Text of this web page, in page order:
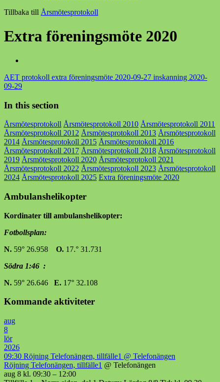
Tillbaka till Årsmötesprotokoll
Extra föreningsmöte 2020
AET protokoll extra föreningsmöte 2020-09-27 inskanning 2020-
09-29
In this section
Årsmötesprotokoll Årsmötesprotokoll 2010 Årsmötesprotokoll 2011
Årsmötesprotokoll 2012 Årsmötesprotokoll 2013 Årsmötesprotokoll
2014 Årsmötesprotokoll 2015 Årsmötesprotokoll 2016
Årsmötesprotokoll 2017 Årsmötesprotokoll 2018 Årsmötesprotokoll
2019 Årsmötesprotokoll 2020 Årsmötesprotokoll 2021
Årsmötesprotokoll 2022 Årsmötesprotokoll 2023 Årsmötesprotokoll
2024 Årsmötesprotokoll 2025 Extra föreningsmöte 2020
Ambulanshelikopter
Kordinater till ambulanshelikopter:
Fotbollsplan:
N. 59° 26.958 O. 17.° 31.731
Södra 1:46 :
N. 59° 26.646 E. 17° 32.108
Kommande aktiviteter
aug
8
lör
2026
09:30 Röjning Telefonängen, tillfälle1 @ Telefonängen
Röjning Telefonängen, tillfälle1 @ Telefonängen
aug 8 kl. 09:30 – 12:00